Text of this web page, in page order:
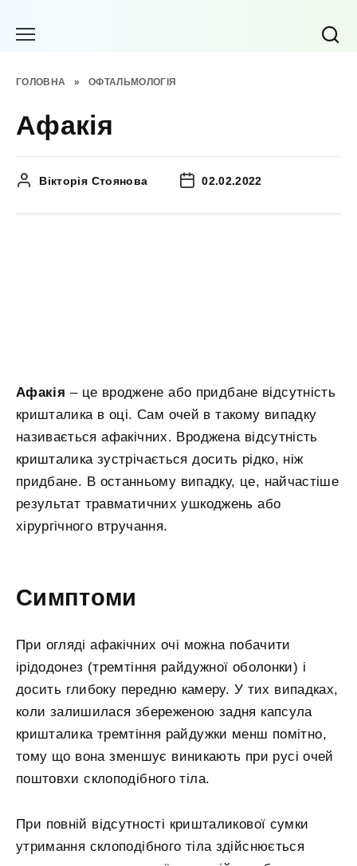
ГОЛОВНА » ОФТАЛЬМОЛОГІЯ
Афакія
Вікторія Стоянова 02.02.2022
Афакія – це вроджене або придбане відсутність
кришталика в оці. Сам очей в такому випадку
називається афакічних. Вроджена відсутність
кришталика зустрічається досить рідко, ніж
придбане. В останньому випадку, це, найчастіше
результат травматичних ушкоджень або
хірургічного втручання.
Симптоми
При огляді афакічних очі можна побачити
ірідодонез (тремтіння райдужної оболонки) і
досить глибоку передню камеру. У тих випадках,
коли залишилася збереженою задня капсула
кришталика тремтіння райдужки менш помітно,
тому що вона зменшує виникають при русі очей
поштовхи склоподібного тіла.
При повній відсутності кришталикової сумки
утримання склоподібного тіла здійснюється